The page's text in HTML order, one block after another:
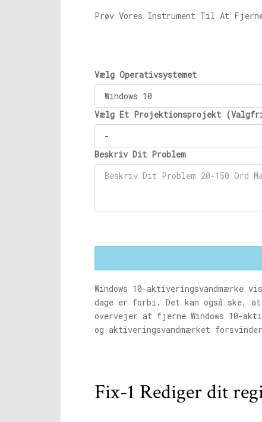
Prøv Vores Instrument Til At
Vælg Operativsystemet
Vælg Et Projektionsprojekt
Beskriv Dit Problem
Windows 10-aktiveringsvandmærke
dage er forbi. Det kan også ske,
overvejer at fjerne Windows 10-
og aktiveringsvandmærket
Fix-1 Rediger dit